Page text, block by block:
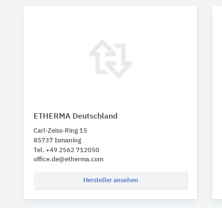
ETHERMA Deutschland
Carl-Zeiss-Ring 15
85737 Ismaning
Tel. +49 2562 712050
office.de@etherma.com
Hersteller ansehen